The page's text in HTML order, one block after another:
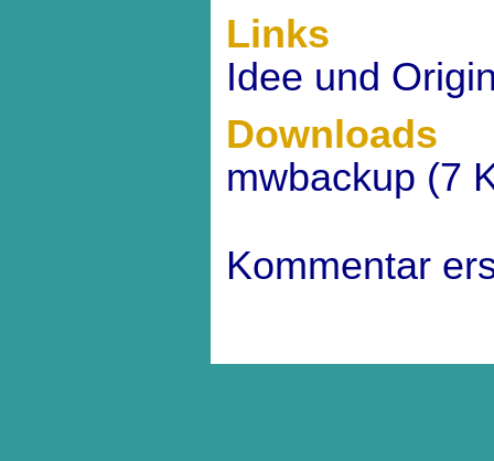
Links
Idee und
Downloads
mwbackup (7
Kommentar